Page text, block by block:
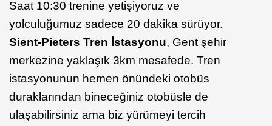
Saat 10:30 trenine yetişiyoruz ve
yolculuğumuz sadece 20 dakika sürüyor.
Sient-Pieters Tren İstasyonu, Gent şehir
merkezine yaklaşık 3km mesafede. Tren
istasyonunun hemen önündeki otobüs
duraklarından bineceğiniz otobüsle de
ulaşabilirsiniz ama biz yürümeyi tercih